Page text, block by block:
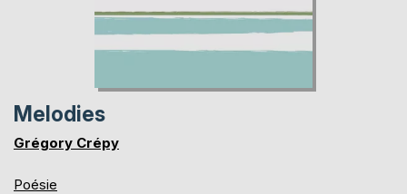
Melodies
Grégory Crépy
Poésie